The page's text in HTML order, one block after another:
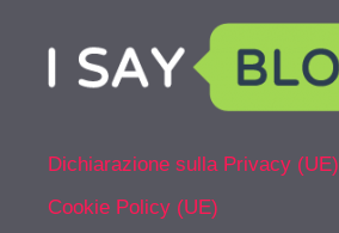
Dichiarazione sulla Privacy (UE)
Cookie Policy (UE)